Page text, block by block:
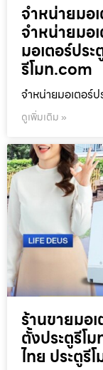
จำหน่ายมอ
จำหน่ายมอ
มอเตอร์ปร
รีโมท.com
จำหน่ายมอเตอร์
ดูเพิ่มเติม »
ร้านขายมอ
ตั้งประตูรีโ
ไทย ประตูรี